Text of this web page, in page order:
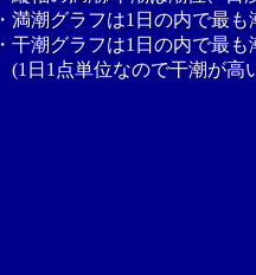
・満潮グラフは1日の内で最
・干潮グラフは1日の内で最
(1日1点単位なので干潮が高